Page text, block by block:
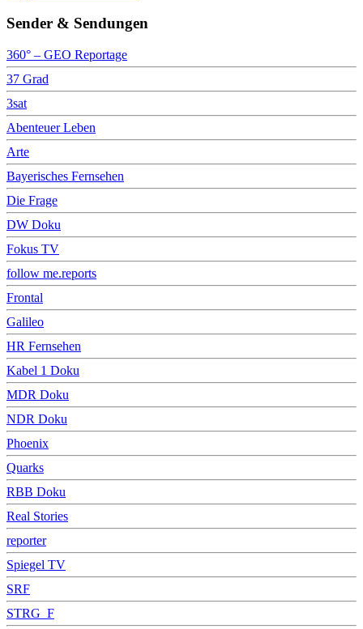
Sender & Sendungen
360° – GEO Reportage
37 Grad
3sat
Abenteuer Leben
Arte
Bayerisches Fernsehen
Die Frage
DW Doku
Fokus TV
follow me.reports
Frontal
Galileo
HR Fernsehen
Kabel 1 Doku
MDR Doku
NDR Doku
Phoenix
Quarks
RBB Doku
Real Stories
reporter
Spiegel TV
SRF
STRG_F